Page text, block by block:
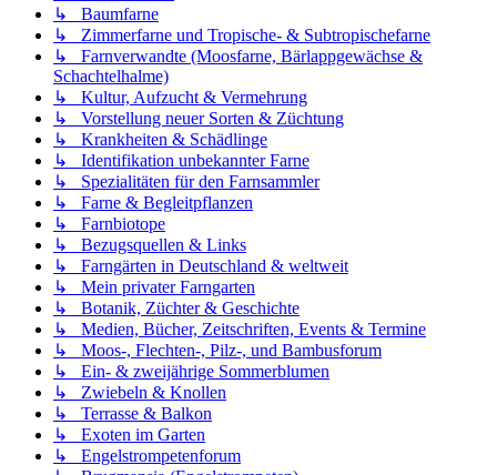
↳ Baumfarne
↳ Zimmerfarne und Tropische- & Subtropischefarne
↳ Farnverwandte (Moosfarne, Bärlappgewächse &
Schachtelhalme)
↳ Kultur, Aufzucht & Vermehrung
↳ Vorstellung neuer Sorten & Züchtung
↳ Krankheiten & Schädlinge
↳ Identifikation unbekannter Farne
↳ Spezialitäten für den Farnsammler
↳ Farne & Begleitpflanzen
↳ Farnbiotope
↳ Bezugsquellen & Links
↳ Farngärten in Deutschland & weltweit
↳ Mein privater Farngarten
↳ Botanik, Züchter & Geschichte
↳ Medien, Bücher, Zeitschriften, Events & Termine
↳ Moos-, Flechten-, Pilz-, und Bambusforum
↳ Ein- & zweijährige Sommerblumen
↳ Zwiebeln & Knollen
↳ Terrasse & Balkon
↳ Exoten im Garten
↳ Engelstrompetenforum